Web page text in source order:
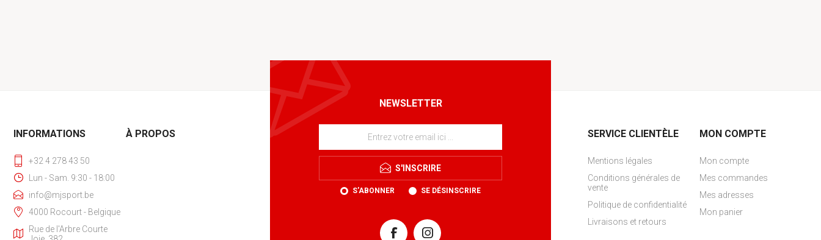
NEWSLETTER
S'INSCRIRE
S'ABONNER SE DÉSINSCRIRE
INFORMATIONS
+32 4 278 43 50
Lun - Sam. 9:30 - 18:00
info@mjsport.be
4000 Rocourt - Belgique
Rue de l'Arbre Courte
À PROPOS SERVICE CLIENTÈLE
Mentions légales
Conditions générales de
vente
Politique de confidentialité
Livraisons et retours
MON COMPTE
Mon compte
Mes commandes
Mes adresses
Mon panier